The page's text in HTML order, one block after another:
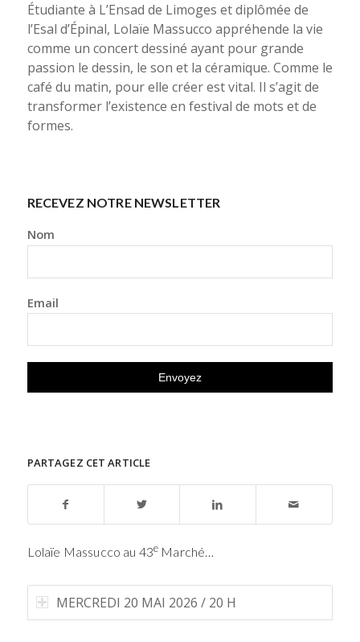
Étudiante à L’Ensad de Limoges et diplômée de
l’Esal d’Épinal, Lolaïe Massucco appréhende la vie
comme un concert dessiné ayant pour grande
passion le dessin, le son et la céramique. Comme le
café du matin, pour elle créer est vital. Il s’agit de
transformer l’existence en festival de mots et de
formes.
RECEVEZ NOTRE NEWSLETTER
Nom
Email
PARTAGEZ CET ARTICLE
Lolaïe Massucco au 43e Marché…
MERCREDI 20 MAI 2026 / 20 H